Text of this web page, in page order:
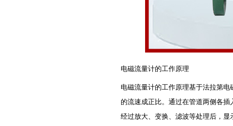
电磁流量计的工作原理
电磁流量计的工作原理基于法拉第
的流速成正比。通过在管道两侧各
经过放大、变换、滤波等处理后，显